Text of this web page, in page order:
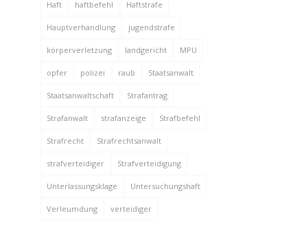
Haft haftbefehl Haftstrafe
Hauptverhandlung jugendstrafe
körperverletzung landgericht MPU
opfer polizei raub Staatsanwalt
Staatsanwaltschaft Strafantrag
Strafanwalt strafanzeige Strafbefehl
Strafrecht Strafrechtsanwalt
strafverteidiger Strafverteidigung
Unterlassungsklage Untersuchungshaft
Verleumdung verteidiger